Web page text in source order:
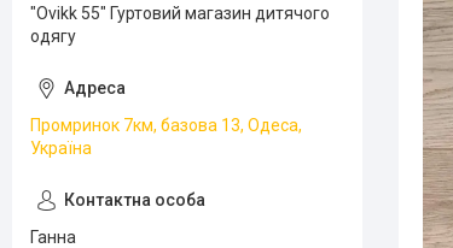
"Ovikk 55" Гуртовий магазин дитячого
одягу
Промринок 7км, базова 13, Одеса,
Україна
Ганна